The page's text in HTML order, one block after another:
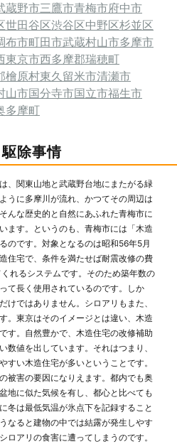
蔵野市三鷹市青梅市府中市
世田谷区渋谷区中野区杉並区
布市町田市武蔵村山市多摩市
東京市西多摩郡瑞穂町
檜原村東久留米市清瀬市
山市国分寺市国立市福生市
多摩町
除事情
、関東山地と武蔵野台地にまたがる緑
うに多摩川が流れ、かつてその周辺は
んな歴史的と自然にあふれた青梅市に
ます。というのも、青梅市には「木造
のです。対象となるのは昭和56年5月
住宅で、条件を満たせば耐震改修の費
れるシステムです。そのため築年数の
て長く使用されているのです。しか
けではありません。シロアリもまた、
。東京はそのイメージとは違い、木造
す。自然豊かで、木造住宅の改修補助
数値を出しています。それはつまり、
すい木造住宅が多いということです。
被害の要因になりえます。都内でも奥
地に似た気候を有し、都心と比べても
冬は最低気温が氷点下を記録すること
なると建物の中では結露が発生しやす
ロアリの食害に遭ってしまうのです。